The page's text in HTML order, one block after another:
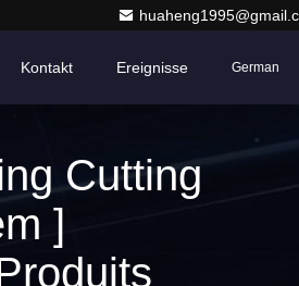
Kontakt Ereignisse German
Cutting
]